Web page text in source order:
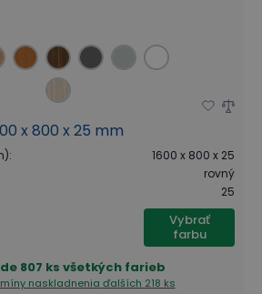
x 800 x 25 mm
:
1600 x 800 x 25
rovný
25
Vybrať
farbu
807 ks všetkých farieb
naskladnenia ďalších 218 ks